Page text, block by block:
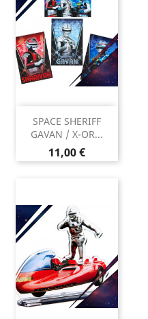
SPACE SHERIFF
GAVAN / X-OR...
Prix
11,00 €